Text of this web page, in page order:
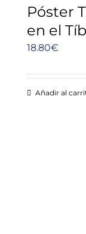
Póster
en el
18.80€
Añadir al